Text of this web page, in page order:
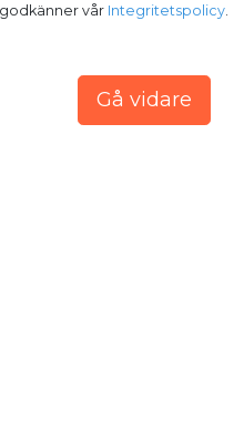
godkänner vår Integritetspolicy
Gå vidare